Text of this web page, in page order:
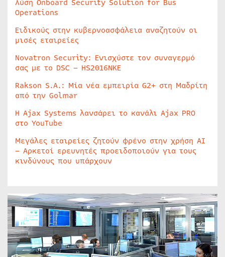
λύση Onboard Security Solution for Bus
Operations
Ειδικούς στην κυβερνοασφάλεια αναζητούν οι
μισές εταιρείες
Novatron Security: Ενισχύστε τον συναγερμό
σας με το DSC – HS2016NKE
Rakson S.A.: Μία νέα εμπειρία G2+ στη Μαδρίτη
από την Golmar
Η Ajax Systems λανσάρει το κανάλι Ajax PRO
στο YouTube
Μεγάλες εταιρείες ζητούν φρένο στην χρήση AI
– Αρκετοί ερευνητές προειδοποιούν για τους
κινδύνους που υπάρχουν